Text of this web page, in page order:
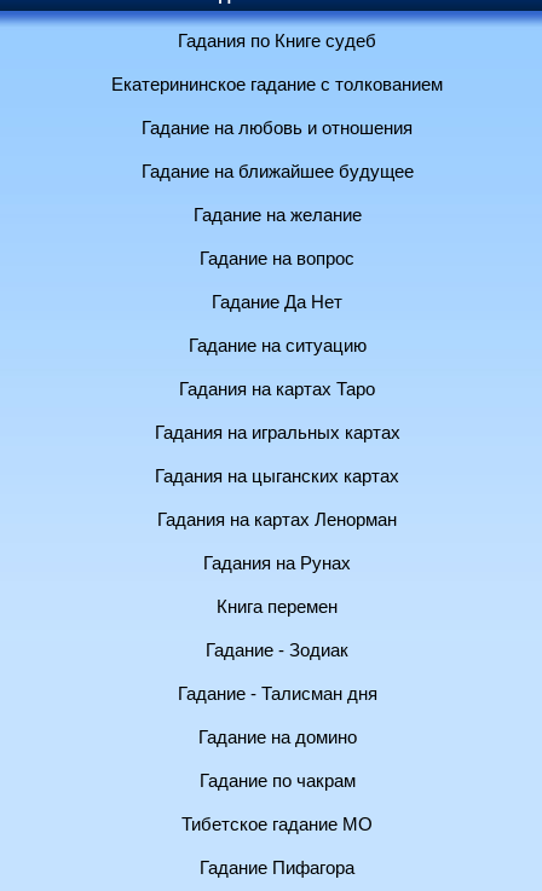
Гадания по Книге судеб
Екатерининское гадание с толкованием
Гадание на любовь и отношения
Гадание на ближайшее будущее
Гадание на желание
Гадание на вопрос
Гадание Да Нет
Гадание на ситуацию
Гадания на картах Таро
Гадания на игральных картах
Гадания на цыганских картах
Гадания на картах Ленорман
Гадания на Рунах
Книга перемен
Гадание - Зодиак
Гадание - Талисман дня
Гадание на домино
Гадание по чакрам
Тибетское гадание МО
Гадание Пифагора